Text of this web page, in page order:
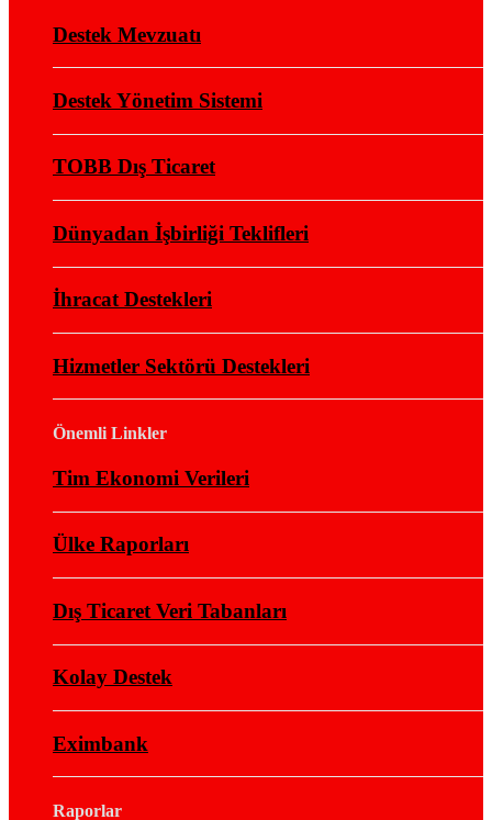
Destek Mevzuatı
Destek Yönetim Sistemi
TOBB Dış Ticaret
Dünyadan İşbirliği Teklifleri
İhracat Destekleri
Hizmetler Sektörü Destekleri
Önemli Linkler
Tim Ekonomi Verileri
Ülke Raporları
Dış Ticaret Veri Tabanları
Kolay Destek
Eximbank
Raporlar